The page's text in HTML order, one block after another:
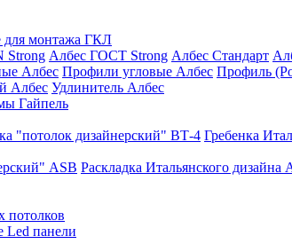
монтажа ГКЛ
Strong Албес ГОСТ Strong Албес Стандарт
Албес Профили угловые Албес Профиль
Албес Удлинитель Албес
Гайпель
"потолок дизайнерский" ВТ-4 Гребенка
ASB Раскладка Итальянского дизайна
потолков
Led панели